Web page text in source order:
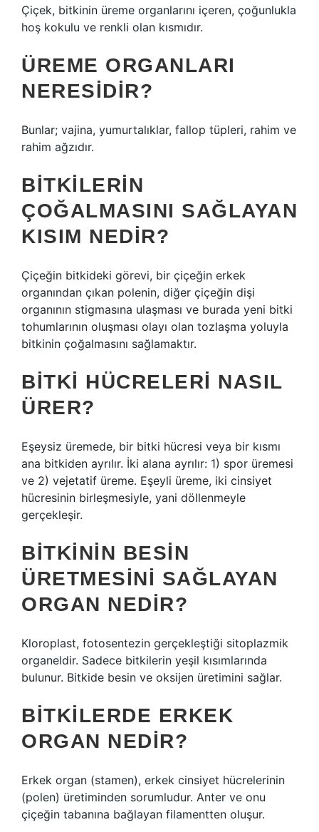
Çiçek, bitkinin üreme organlarını içeren, çoğunlukla
hoş kokulu ve renkli olan kısmıdır.
ÜREME ORGANLARI
NERESIDIR?
Bunlar; vajina, yumurtalıklar, fallop tüpleri, rahim ve
rahim ağzıdır.
BITKILERIN
ÇOĞALMASINI SAĞLAYAN
KISIM NEDIR?
Çiçeğin bitkideki görevi, bir çiçeğin erkek
organından çıkan polenin, diğer çiçeğin dişi
organının stigmasına ulaşması ve burada yeni bitki
tohumlarının oluşması olayı olan tozlaşma yoluyla
bitkinin çoğalmasını sağlamaktır.
BITKI HÜCRELERI NASIL
ÜRER?
Eşeysiz üremede, bir bitki hücresi veya bir kısmı
ana bitkiden ayrılır. İki alana ayrılır: 1) spor üremesi
ve 2) vejetatif üreme. Eşeyli üreme, iki cinsiyet
hücresinin birleşmesiyle, yani döllenmeyle
gerçekleşir.
BITKININ BESIN
ÜRETMESINI SAĞLAYAN
ORGAN NEDIR?
Kloroplast, fotosentezin gerçekleştiği sitoplazmik
organeldir. Sadece bitkilerin yeşil kısımlarında
bulunur. Bitkide besin ve oksijen üretimini sağlar.
BITKILERDE ERKEK
ORGAN NEDIR?
Erkek organ (stamen), erkek cinsiyet hücrelerinin
(polen) üretiminden sorumludur. Anter ve onu
çiçeğin tabanına bağlayan filamentten oluşur.